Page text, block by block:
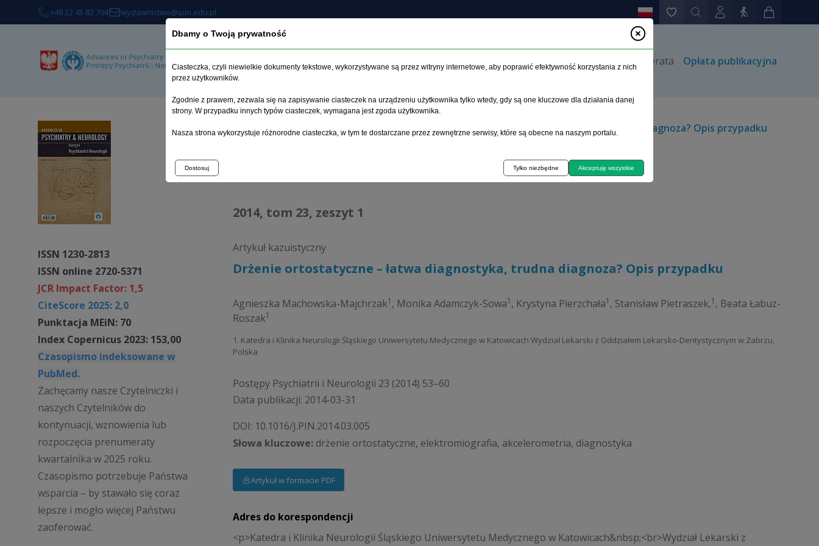
+48 22 45 82 704 wydawnictwo@ipin.edu.pl
O czasopiśmie Archiwum Etyka Instrukcja dla autorów Kontakt Prenumerata Opłata publikacyjna
ISSN 1230-2813
ISSN online 2720-5371
JCR Impact Factor: 1,5
CiteScore 2025: 2,0
Punktacja MEiN: 70
Index Copernicus 2023: 153,00
Czasopismo indeksowane w
PubMed.
Zachęcamy nasze Czytelniczki i
naszych Czytelników do
kontynuacji, wznowienia lub
rozpoczęcia prenumeraty
kwartalnika w 2025 roku.
Czasopismo potrzebuje Państwa
wsparcia – by stawało się coraz
lepsze i mogło więcej Państwu
zaoferować.
Strona główna >Archiwum>zeszyt 1>Drżenie ortostatyczne – łatwa diagnostyka, trudna diagnoza? Opis przypadku
2014, tom 23, zeszyt 1
Artykuł kazuistyczny
Drżenie ortostatyczne – łatwa diagnostyka, trudna diagnoza? Opis przypadku
Agnieszka Machowska-Majchrzak1 , Monika Adamczyk-Sowa1 , Krystyna Pierzchała1 , Stanisław Pietraszek,1 , Beata Łabuz-
Roszak1
1. Katedra i Klinika Neurologii Śląskiego Uniwersytetu Medycznego w Katowicach Wydział Lekarski z Oddziałem Lekarsko-Dentystycznym w Zabrzu,
Polska
Postępy Psychiatrii i Neurologii 23 (2014) 53–60
Data publikacji: 2014-03-31
DOI: 10.1016/J.PIN.2014.03.005
Słowa kluczowe: drżenie ortostatyczne, elektromiografia, akcelerometria, diagnostyka
Artykuł w formacie PDF
Adres do korespondencji
<p>Katedra i Klinika Neurologii Śląskiego Uniwersytetu Medycznego w Katowicach&nbsp;<br>Wydział Lekarski z
Dbamy o Twoją prywatność
Ciasteczka, czyli niewielkie dokumenty tekstowe, wykorzystywane są przez witryny internetowe, aby poprawić efektywność korzystania z nich
przez użytkowników.
Zgodnie z prawem, zezwala się na zapisywanie ciasteczek na urządzeniu użytkownika tylko wtedy, gdy są one kluczowe dla działania danej
strony. W przypadku innych typów ciasteczek, wymagana jest zgoda użytkownika.
Nasza strona wykorzystuje różnorodne ciasteczka, w tym te dostarczane przez zewnętrzne serwisy, które są obecne na naszym portalu.
Dostosuj Tylko niezbędne Akceptuję wszystkie